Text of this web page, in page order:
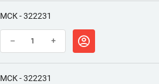
МСК - 322231
– +
МСК - 322231